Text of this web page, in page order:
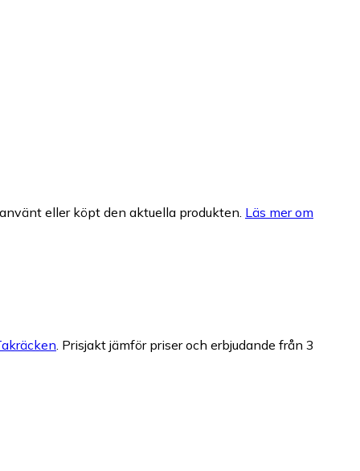
eller köpt den aktuella produkten. Läs mer om
. Prisjakt jämför priser och erbjudande från 3